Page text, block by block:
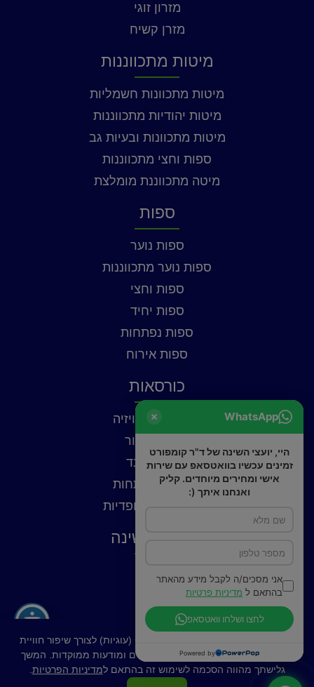
מזרון זוגי
מזרן קשיח
מיטות מתכווננות
מיטות מתכוונות חשמליות
מיטות יהודיות מתכווננות
מיטות מתכוונות ובעיות גב
ספות וחצי מתכווננות
מיטה מתכווננת מומלצת
ספות
ספות נוער
ספות נוער מתכווננות
ספות וחצי
ספות יחיד
ספות נפתחות
ספות אירוח
כורסאות
כורסאות טלוויזיה
כורסאות עור
כורסאות בד
כורסאות נפתחות
כורסאות אורטופדיות
פתרונות שינה
מצעים
רכישה מאובטחת
באתר זה נעשה שימוש בקובצי Cookies (עוגיות) לצורך שיפור חוויית
המשתמש, ניתוח תנועה, התאמת תכנים ומודעות ממוקדות. המשך
גלישתך מהווה הסכמה לשימוש זה בהתאם למדיניות הפרטיות
WhatsApp
היי, יועצי השינה של ד"ר קומפורט
זמינים עכשיו בוואטסאפ עם שירות
אישי ומחירים מיוחדים. קליק
ואנחנו איתך (:
אני מסכים/ה לקבל מידע מהאתר
בהתאם ל מדיניות פרטיות
לחצו ושלחו וואטסאפ
Powered by